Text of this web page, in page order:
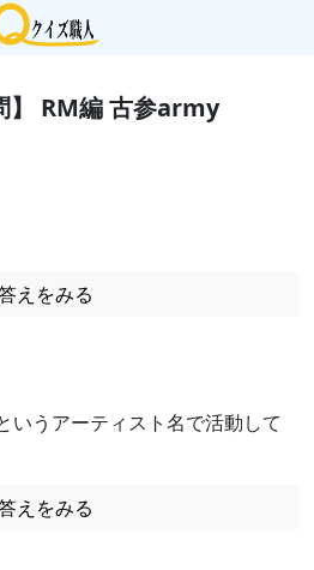
】 RM編 古参army
えをみる
いうアーティスト名で活動して
えをみる